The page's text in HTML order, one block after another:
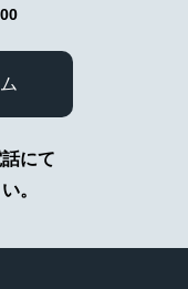
全な育成の推
体又はその委
遂行すること
遂行に支障を
場合
にて
。